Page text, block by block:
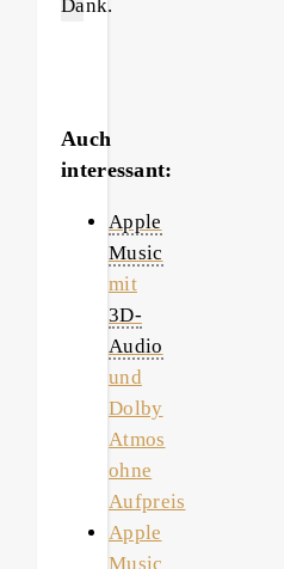
Dank.
Auch
interessant:
Apple
Music
mit
3D-
Audio
und
Dolby
Atmos
ohne
Aufpreis
Apple
Music